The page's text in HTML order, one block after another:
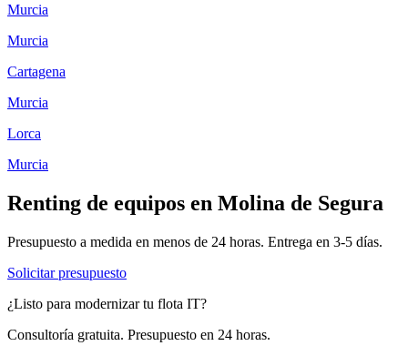
Murcia
Murcia
Cartagena
Murcia
Lorca
Murcia
Renting de equipos en Molina de Segura
Presupuesto a medida en menos de 24 horas. Entrega en 3-5 días.
Solicitar presupuesto
¿Listo para modernizar tu flota IT?
Consultoría gratuita. Presupuesto en 24 horas.